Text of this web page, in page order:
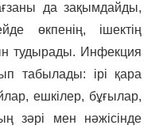
да зақымдайды,
өкпенің, ішектің
тудырады. Инфекция
табылады: ірі қара
ешкілер, бұғылар,
зәрі мен нәжісінде